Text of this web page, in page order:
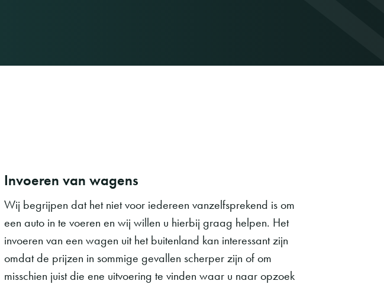
Invoeren van wagens
Wij begrijpen dat het niet voor iedereen vanzelfsprekend is om
een auto in te voeren en wij willen u hierbij graag helpen. Het
invoeren van een wagen uit het buitenland kan interessant zijn
omdat de prijzen in sommige gevallen scherper zijn of om
misschien juist die ene uitvoering te vinden waar u naar opzoek